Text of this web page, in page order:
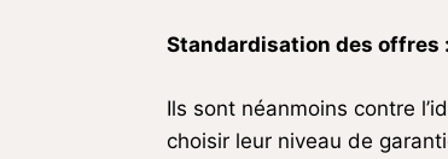
Standardisation des offres :
Ils sont néanmoins contre
choisir leur niveau de